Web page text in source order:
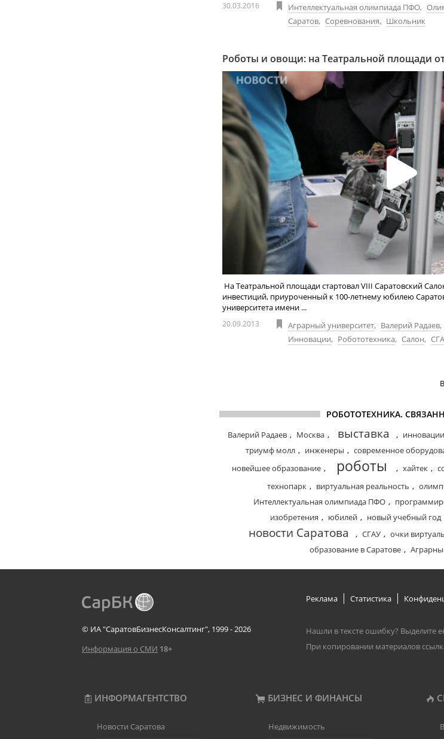
30.03.2016 Интеллектуальная олимпиада ПФО,
Саратов, Соревнования, Школьник
Роботы и овощи: на Театральной площади
На Театральной площади стартовал VIII Саратовский
инвестиций, приуроченный к 100-летнему юбилею
университета имени ...
20.09.2013 Аграрный университет, Валерий Радаев,
Инновации, Робототехника, Салон,
РОБОТОТЕХНИКА.
Валерий Радаев , Москва , выставка , инновации
триумф молл , инженеры , современное
новейшее образование , роботы , хайтек ,
технопарк , виртуальная реальность ,
Интеллектуальная олимпиада ПФО ,
изобретения , юбилей , новый учебный год
новости Саратова , СГАУ , очки
образование в Саратове ,
© ИА "СаратовБизнесКонсалтинг", 1999 - 2026
Информация о СМИ 18+
Реклама Статистика
Нашли в тексте ошибку? Выделите
При копировании материалов
ИНФОРМАГЕНТСТВО БИЗНЕС И ФИНАНСЫ
Новости Саратова Недвижимость